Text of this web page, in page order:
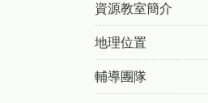
資源教室簡介
地理位置
輔導團隊